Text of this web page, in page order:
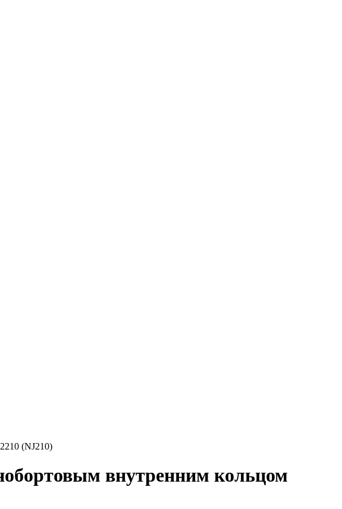
(NJ210)
внутренним кольцом